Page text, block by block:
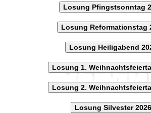
Losung Pfingstsonntag
Losung Reformationstag
Losung Heiligabend
Losung 1.
Losung 2.
Losung Silvester 2026